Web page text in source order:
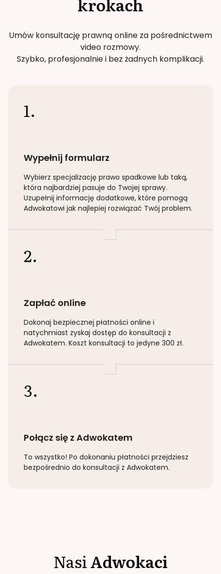
Umów konsultację prawną online za pośrednictwem
video rozmowy.
Szybko, profesjonalnie i bez żadnych komplikacji.
1.
Wypełnij formularz
Wybierz specjalizację prawo spadkowe lub taką,
która najbardziej pasuje do Twojej sprawy.
Uzupełnij informację dodatkowe, które pomogą
Adwokatowi jak najlepiej rozwiązać Twój problem.
2.
Zapłać online
Dokonaj bezpiecznej płatności online i
natychmiast zyskaj dostęp do konsultacji z
Adwokatem. Koszt konsultacji to jedyne 300 zł.
3.
Połącz się z Adwokatem
To wszystko! Po dokonaniu płatności przejdziesz
bezpośrednio do konsultacji z Adwokatem.
NasiAdwokaci